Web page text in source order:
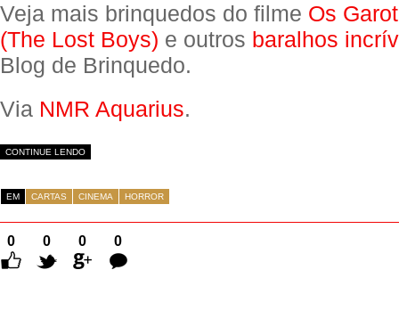
Veja mais brinquedos do filme Os
(The Lost Boys) e outros baralhos
Blog de Brinquedo.
Via NMR Aquarius.
CONTINUE LENDO
EM CARTAS CINEMA HORROR
0 0 0
0
Comentários